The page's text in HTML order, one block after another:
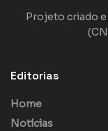
Projeto criado
Editorias
Home
Notícias